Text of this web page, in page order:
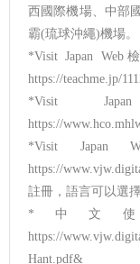
西國際機場、中部
霸(琉球沖繩)機場。
*Visit Japan
https://teachme.jp/
*Visit
https://
*Visit
https://
註冊，語言可以選
*中文
https://
Hant.pdf&